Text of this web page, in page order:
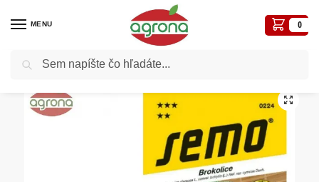
MENU 0
Domov Semená - osivá / Osivá zelenín